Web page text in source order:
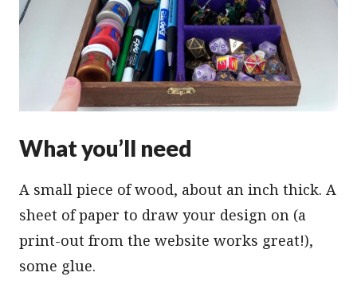
What you’ll need
A small piece of wood, about an inch thick. A
sheet of paper to draw your design on (a
print-out from the website works great!),
some glue.